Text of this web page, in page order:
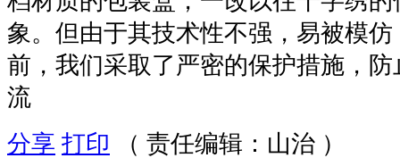
象。但由于其技术性不强，易被模
前，我们采取了严密的保护措施，
流
分享 打印 （ 责任编辑：山治 ）